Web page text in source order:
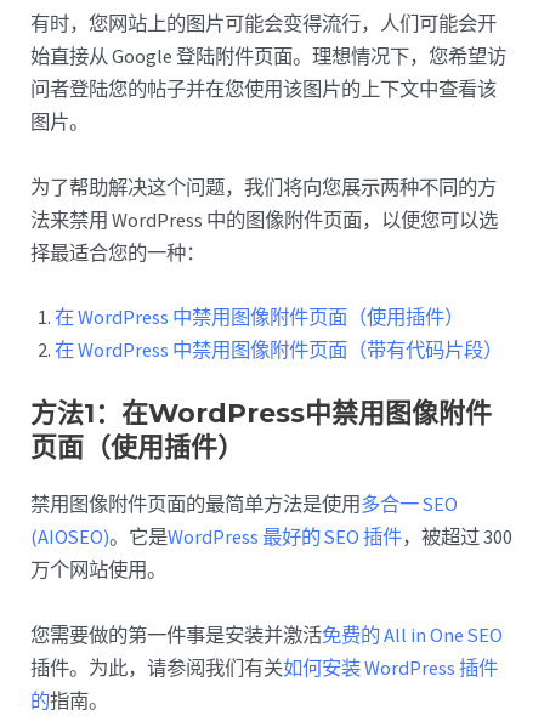
有时，您网站上的图片可能会变得流行，人们可能会开
始直接从 Google 登陆附件页面。理想情况下，您希望访
问者登陆您的帖子并在您使用该图片的上下文中查看该
图片。
为了帮助解决这个问题，我们将向您展示两种不同的方
法来禁用 WordPress 中的图像附件页面，以便您可以选
择最适合您的一种：
在 WordPress 中禁用图像附件页面（使用插件）
在 WordPress 中禁用图像附件页面（带有代码片段）
方法1：在WordPress中禁用图像附件
页面（使用插件）
禁用图像附件页面的最简单方法是使用多合一 SEO
(AIOSEO)。它是WordPress 最好的 SEO 插件，被超过 300
万个网站使用。
您需要做的第一件事是安装并激活免费的 All in One SEO
插件。为此，请参阅我们有关如何安装 WordPress 插件
的指南。